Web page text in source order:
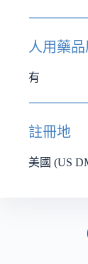
人用藥
有
註冊地
美國 (US